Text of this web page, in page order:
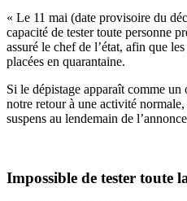
« Le 11 mai (date provisoire du dé
capacité de tester toute personne pr
assuré le chef de l’état, afin que
placées en quarantaine.
Si le dépistage apparaît comme un
notre retourà une activité normale,
suspens au lendemain de l’
Impossible de tester toute